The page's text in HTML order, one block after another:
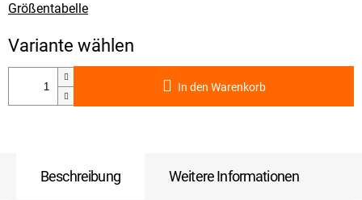
Größentabelle
In den Warenkorb
Beschreibung Weitere Informationen